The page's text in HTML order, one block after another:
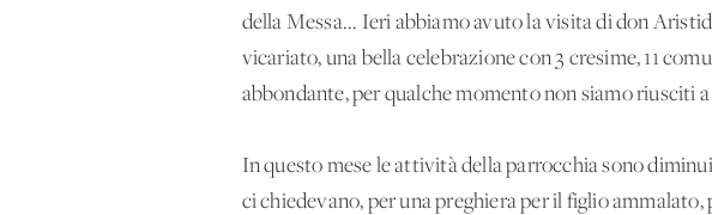
della Messa... Ieri abbiamo avuto la visita di don
vicariato, una bella celebrazione con 3 cresime, 11
abbondante, per qualche momento non siamo riusciti
In questo mese le attività della parrocchia sono
ci chiedevano, per una preghiera per il figlio